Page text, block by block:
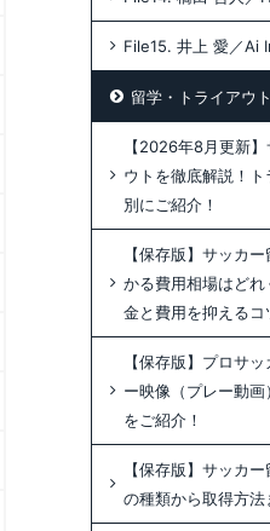
File15. 井上 愛／Ai
留学・トライアウ
【2026年8月更新
ウトを徹底解説！
別にご紹介！
【保存版】サッカ
かる費用相場はど
金と費用を抑えるコ
【保存版】プロサ
ー映像（プレー動
をご紹介！
【保存版】サッカ
の種類から取得方法